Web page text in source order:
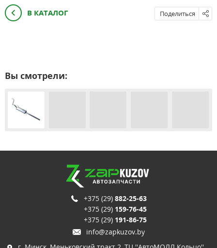
В КАТАЛОГ Поделиться
Вы смотрели:
+375 (29) 882-25-63
+375 (29) 159-76-45
+375 (29) 191-86-75
info@zapkuzov.by